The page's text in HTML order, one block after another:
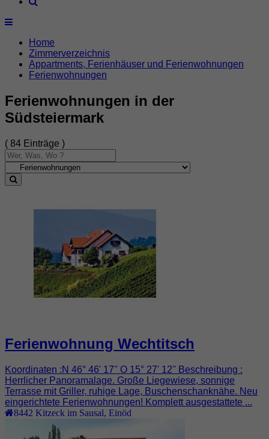
Home
Zimmerverzeichnis
Appartments, Ferienhäuser und Ferienwohnungen
Ferienwohnungen
Ferienwohnungen in der
Südsteiermark
( 84 Einträge )
Ferienwohnung Wechtitsch
Koordinaten :N 46° 46' 17'' O 15° 27' 12'' Beschreibung :
Herrlicher Panoramalage. Große Liegewiese, sonnige
Terrasse mit Griller, ruhige Lage, Buschenschanknähe. Neu
eingerichtete Ferienwohnungen! Komplett ausgestattete ...
8442 Kitzeck im Sausal Einöd